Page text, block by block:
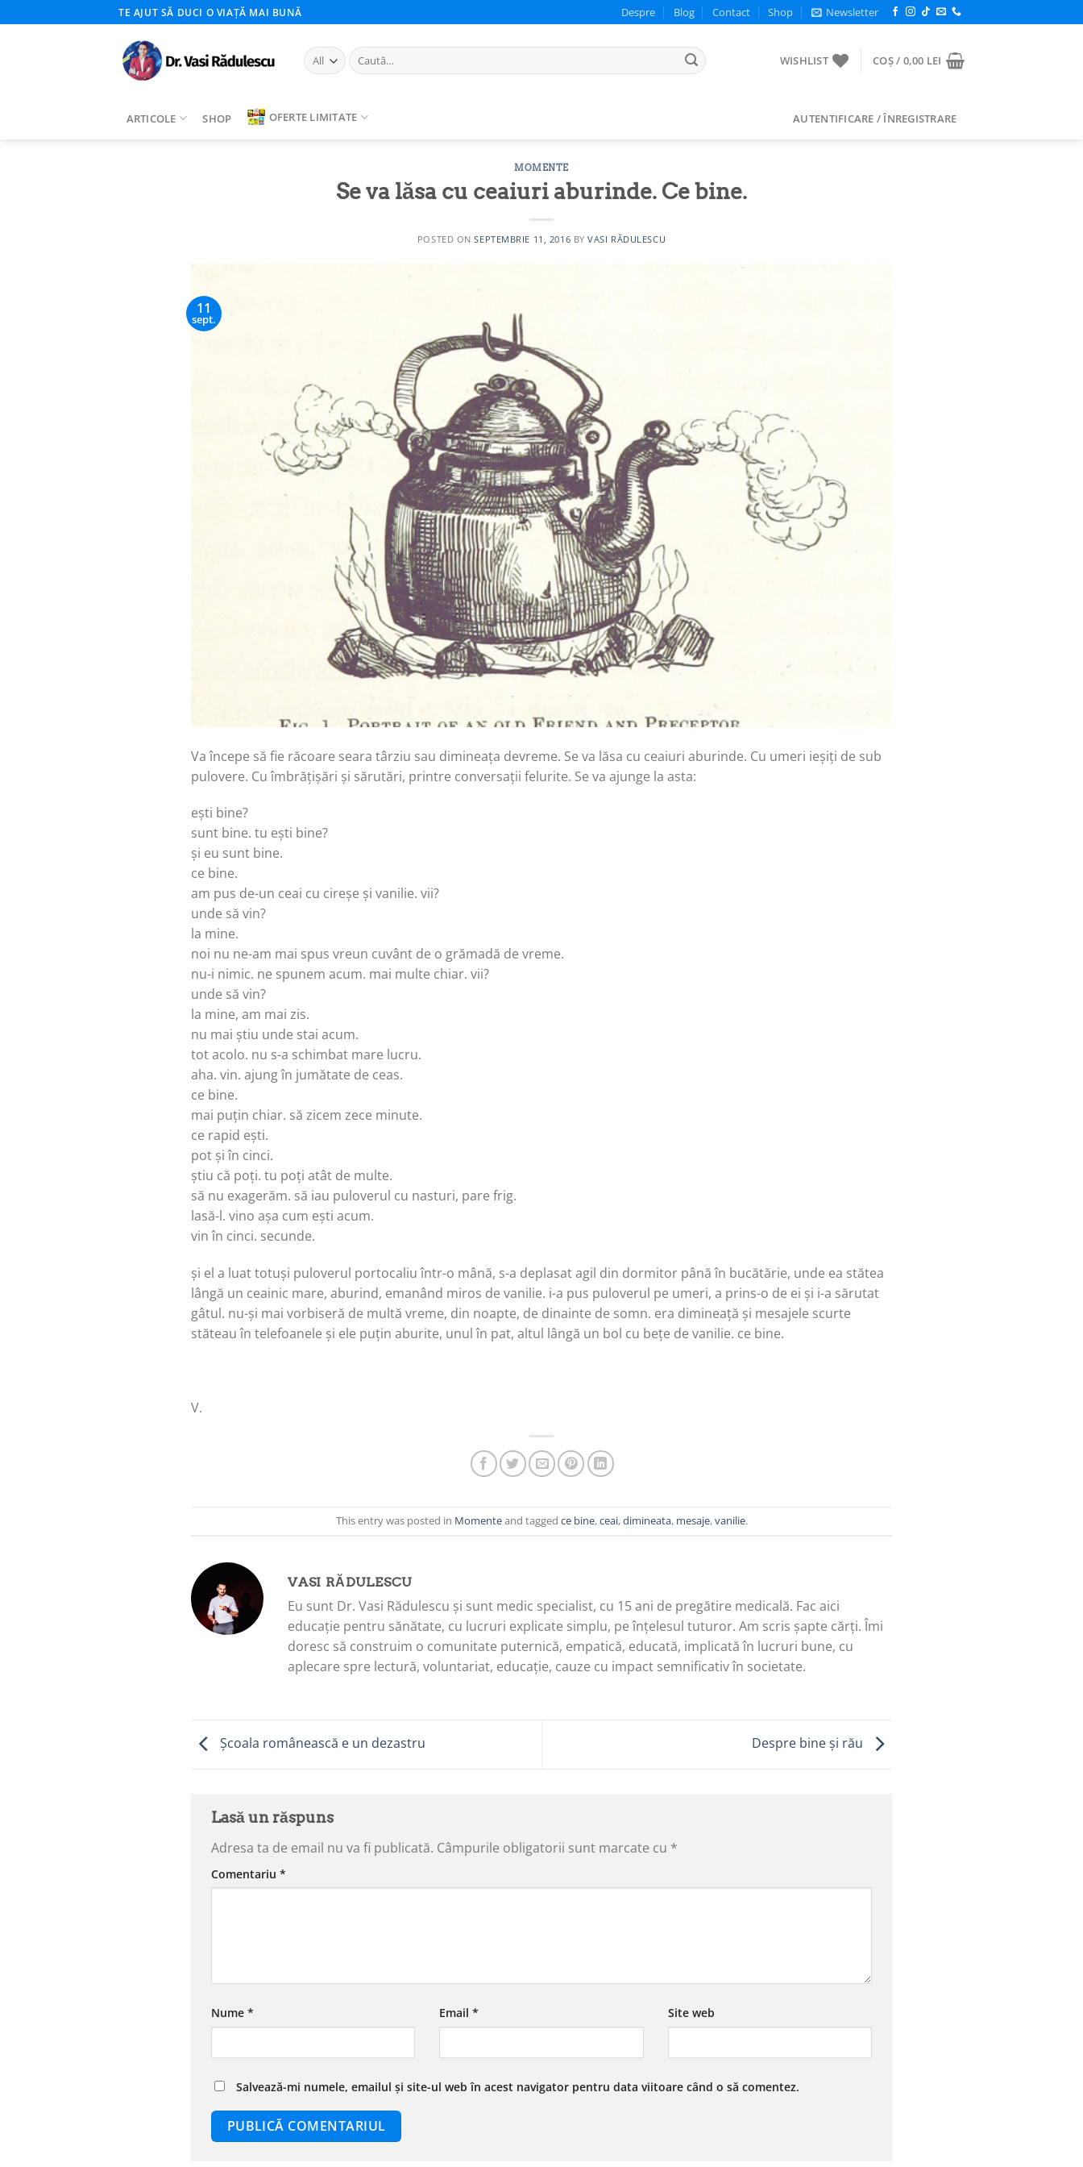
to
TE AJUT SĂ DUCI O VIAȚĂ MAI BUNĂ Despre Blog Contact Shop Newsletter
Caută
după:
WISHLIST COȘ / 0,00 LEI
ARTICOLE SHOP OFERTE LIMITATE AUTENTIFICARE / ÎNREGISTRARE
MOMENTE
Se va lăsa cu ceaiuri aburinde. Ce bine.
POSTED ONSEPTEMBRIE 11, 2016 BYVASI RĂDULESCU
11
sept.
Va începe să fie răcoare seara târziu sau dimineața devreme. Se va lăsa cu ceaiuri aburinde. Cu umeri ieșiți de sub
pulovere. Cu îmbrățișări și sărutări, printre conversații felurite. Se va ajunge la asta:
ești bine?
sunt bine. tu ești bine?
și eu sunt bine.
ce bine.
am pus de-un ceai cu cireșe și vanilie. vii?
unde să vin?
la mine.
noi nu ne-am mai spus vreun cuvânt de o grămadă de vreme.
nu-i nimic. ne spunem acum. mai multe chiar. vii?
unde să vin?
la mine, am mai zis.
nu mai știu unde stai acum.
tot acolo. nu s-a schimbat mare lucru.
aha. vin. ajung în jumătate de ceas.
ce bine.
mai puțin chiar. să zicem zece minute.
ce rapid ești.
pot și în cinci.
știu că poți. tu poți atât de multe.
să nu exagerăm. să iau puloverul cu nasturi, pare frig.
lasă-l. vino așa cum ești acum.
vin în cinci. secunde.
și el a luat totuși puloverul portocaliu într-o mână, s-a deplasat agil din dormitor până în bucătărie, unde ea stătea
lângă un ceainic mare, aburind, emanând miros de vanilie. i-a pus puloverul pe umeri, a prins-o de ei și i-a sărutat
gâtul. nu-și mai vorbiseră de multă vreme, din noapte, de dinainte de somn. era dimineață și mesajele scurte
stăteau în telefoanele și ele puțin aburite, unul în pat, altul lângă un bol cu bețe de vanilie. ce bine.
V.
This entry was posted in Momenteand tagged ce bine,ceai,dimineata, mesaje,vanilie.
VASI RĂDULESCU
Eu sunt Dr. Vasi Rădulescu și sunt medic specialist, cu 15 ani de pregătire medicală. Fac aici
educație pentru sănătate, cu lucruri explicate simplu, pe înțelesul tuturor. Am scris șapte cărți. Îmi
doresc să construim o comunitate puternică, empatică, educată, implicată în lucruri bune, cu
aplecare spre lectură, voluntariat, educație, cauze cu impact semnificativ în societate.
Școala românească e un dezastru Despre bine și rău
Lasă un răspuns
Adresa ta de email nu va fi publicată. Câmpurile obligatorii sunt marcate cu *
Comentariu *
Nume * Email* Site web
Salvează-mi numele, emailul și site-ul web în acest navigator pentru data viitoare când o să comentez.